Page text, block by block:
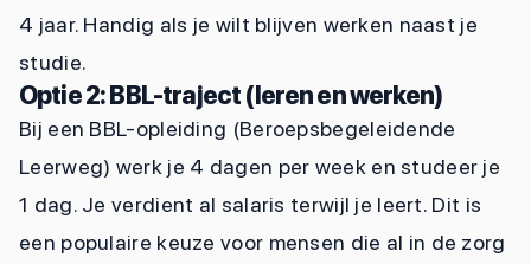
4 jaar. Handig als je wilt blijven werken naast je
studie.
Optie 2: BBL-traject (leren en werken)
Bij een BBL-opleiding (Beroepsbegeleidende
Leerweg) werk je 4 dagen per week en studeer je
1 dag. Je verdient al salaris terwijl je leert. Dit is
een populaire keuze voor mensen die al in de zorg